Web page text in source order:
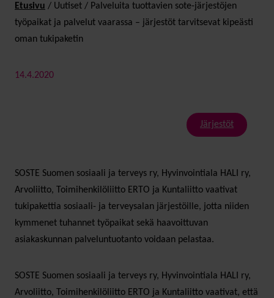
Etusivu / Uutiset / Palveluita tuottavien sote-järjestöjen
työpaikat ja palvelut vaarassa – järjestöt tarvitsevat kipeästi
oman tukipaketin
14.4.2020
Järjestöt
SOSTE Suomen sosiaali ja terveys ry, Hyvinvointiala HALI ry,
Arvoliitto, Toimihenkilöliitto ERTO ja Kuntaliitto vaativat
tukipakettia sosiaali- ja terveysalan järjestöille, jotta niiden
kymmenet tuhannet työpaikat sekä haavoittuvan
asiakaskunnan palveluntuotanto voidaan pelastaa.
SOSTE Suomen sosiaali ja terveys ry, Hyvinvointiala HALI ry,
Arvoliitto, Toimihenkilöliitto ERTO ja Kuntaliitto vaativat, että